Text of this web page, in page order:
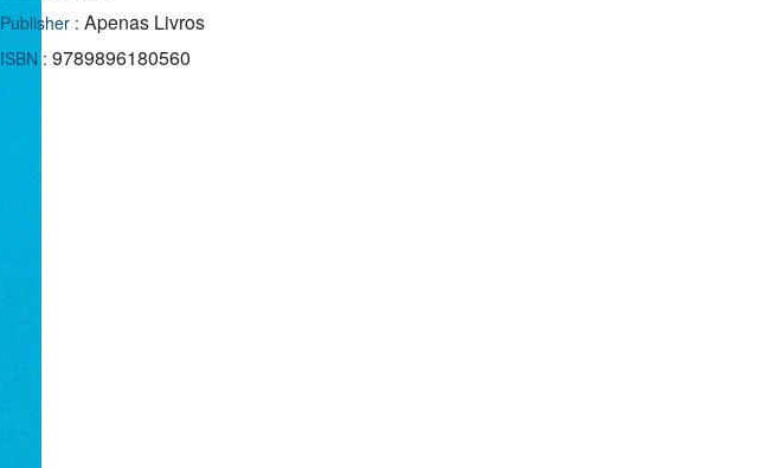
Publisher : Apenas Livros
ISBN : 9789896180560